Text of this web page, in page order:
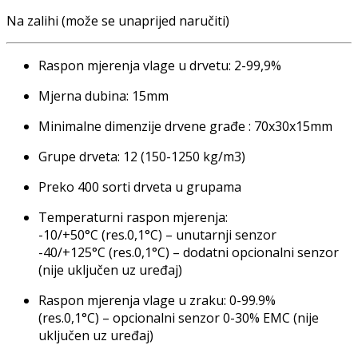
Na zalihi (može se unaprijed naručiti)
Raspon mjerenja vlage u drvetu: 2-99,9%
Mjerna dubina: 15mm
Minimalne dimenzije drvene građe : 70x30x15mm
Grupe drveta: 12 (150-1250 kg/m3)
Preko 400 sorti drveta u grupama
Temperaturni raspon mjerenja:
-10/+50°C (res.0,1°C) – unutarnji senzor
-40/+125°C (res.0,1°C) – dodatni opcionalni senzor
(nije uključen uz uređaj)
Raspon mjerenja vlage u zraku: 0-99.9%
(res.0,1°C) – opcionalni senzor 0-30% EMC (nije
uključen uz uređaj)